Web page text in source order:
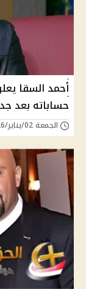
أحمد السقا
حساباته بعد
الجمعة 02/يناير/2026 - 10:27 ص